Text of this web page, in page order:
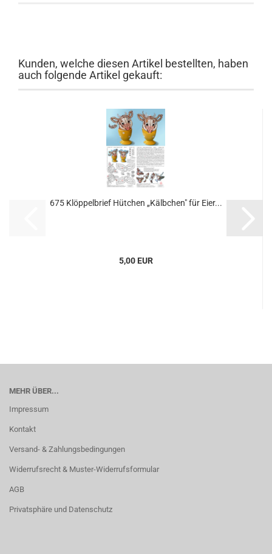
Kunden, welche diesen Artikel bestellten, haben
auch folgende Artikel gekauft:
675 Klöppelbrief Hütchen „Kälbchen" für Eier...
5,00 EUR
MEHR ÜBER...
Impressum
Kontakt
Versand- & Zahlungsbedingungen
Widerrufsrecht & Muster-Widerrufsformular
AGB
Privatsphäre und Datenschutz